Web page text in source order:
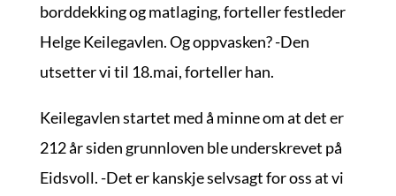
borddekking og matlaging, forteller festleder
Helge Keilegavlen. Og oppvasken? -Den
utsetter vi til 18.mai, forteller han.
Keilegavlen startet med å minne om at det er
212 år siden grunnloven ble underskrevet på
Eidsvoll. -Det er kanskje selvsagt for oss at vi